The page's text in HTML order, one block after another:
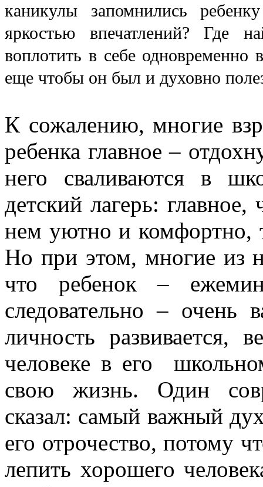
каникулы запомнились
яркостью впечатлений? Где
воплотить в себе
еще чтобы он был и духовно
К сожалению, многие
ребенка главное –
него сваливаются в
детский лагерь: главное,
нем уютно и комфортно,
Но при этом, многие из
что ребенок –
следовательно – очень
личность развивается,
человеке в его
свою жизнь. Один
сказал: самый важный
его отрочество, потому
лепить хорошего